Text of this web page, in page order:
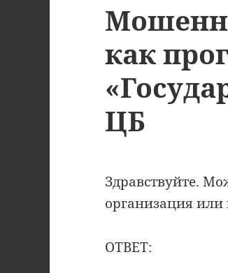
как
ЦБ
Здравствуйте.
организация или
ОТВЕТ: